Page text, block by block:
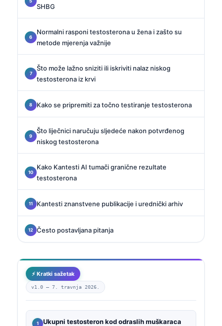
SHBG
Normalni rasponi testosterona u žena i zašto su
metode mjerenja važnije
Što može lažno sniziti ili iskriviti nalaz niskog
testosterona iz krvi
Kako se pripremiti za točno testiranje testosterona
Što liječnici naručuju sljedeće nakon potvrđenog
niskog testosterona
Kako Kantesti AI tumači granične rezultate
testosterona
Kantesti znanstvene publikacije i urednički arhiv
Često postavljana pitanja
⚡ Kratki sažetak
v1.0 — 7. travnja 2026.
Ukupni testosteron kod odraslih muškaraca